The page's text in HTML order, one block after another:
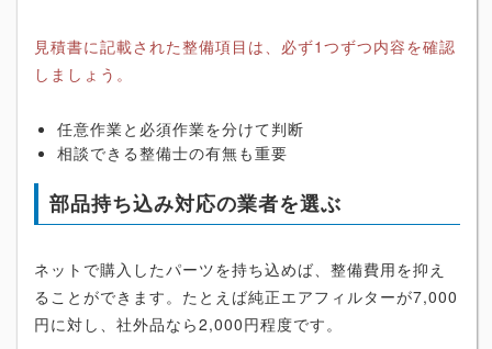
見積書に記載された整備項目は、必ず1つずつ内容を確認
しましょう。
任意作業と必須作業を分けて判断
相談できる整備士の有無も重要
部品持ち込み対応の業者を選ぶ
ネットで購入したパーツを持ち込めば、整備費用を抑え
ることができます。たとえば純正エアフィルターが7,000
円に対し、社外品なら2,000円程度です。